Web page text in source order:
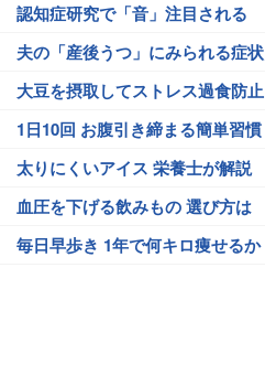
認知症研究で「音」注目される
夫の「産後うつ」にみられる症状
大豆を摂取してストレス過食防止
1日10回 お腹引き締まる簡単習慣
太りにくいアイス 栄養士が解説
血圧を下げる飲みもの 選び方は
毎日早歩き 1年で何キロ痩せるか